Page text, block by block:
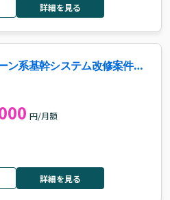
詳細を見る
ン系基幹システム改修案件・
円/月額
詳細を見る